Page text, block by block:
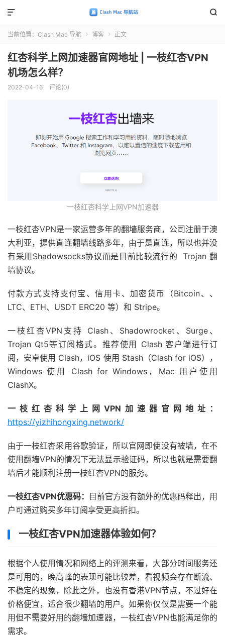


当前位置： Clash Mac 导航  博客  正文
红杏科学上网加速器官网地址 | 一枝红杏VPN
机场怎么样？
2022-04-16 评论(0)
一枝红杏科学上网VPN加速器
一枝红杏VPN是一家运营多年的翻墙服务商，公司注册于澳
大利亚，提供直连翻墙线路多年，由于是直连，所以也并没
有采用Shadowsocks协议而是目前比较流行的 Trojan 翻
墙协议。
付款方式支持支付宝、信用卡、加密货币（Bitcoin、、
LTC、ETH、USDT ERC20 等）和 Stripe。
一枝红杏VPN支持 Clash、Shadowrocket、Surge、
Trojan Qt5等订阅格式。推荐使用 Clash 客户端进行订
阅，安卓使用 Clash，iOS 使用 Stash（Clash for iOS），
Windows 使用 Clash for Windows，Mac 用户使用
ClashX。
一枝红杏科学上网VPN加速器官网地址：
https://yizhihongxing.network/
由于一枝红杏采用谷歌验证，所以官网即使没有被墙，在不
使用翻墙VPN的情况下无法显示验证码，所以也就是需要翻
墙后才能顺利注册一枝红杏VPN的服务。
一枝红杏VPN优惠码：
目前官方没有额外的优惠码释出，用
户可通过购买多年订阅享受更高折扣。
一枝红杏VPN加速器体验如何？
根据个人使用情况和网络上的评测来看，大部分时间服务还
是可用的，晚高峰的表现可能比较差，看视频会存在断流、
不稳定的现象，除此之外，也没有香港VPN节点，不过好在
价格便宜，适合很少翻墙的用户。如果你仅仅是需要一个能
用但不需要好用的翻墙加速器，一枝红杏VPN也能满足你的
需求。